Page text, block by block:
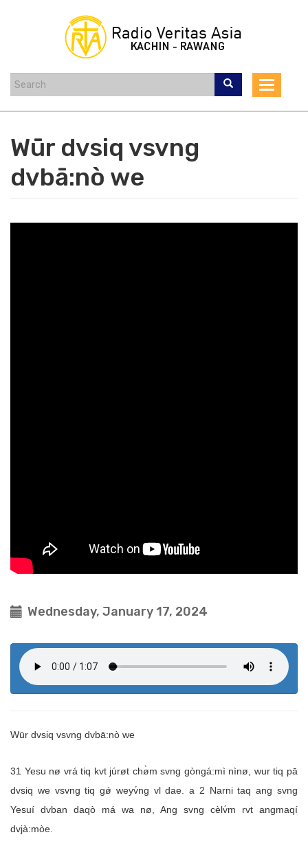
Toggle
Wūr dvsiq vsvng
dvbā:nò we
Wednesday, January 17, 2024
Wūr dvsiq vsvng dvbā:nò we
31 Yesu nø vrá tiq kvt júrøt chø̀m svng gòngá:mì nìnø, wur tiq pā
dvsiq we vsvng tiq gǿ weyv́ng vl dae. a 2 Narni taq ang svng
Yesuí dvban daqò má wa nø, Ang svng cèlv́m rvt angmaqí
dvjà:mòe.